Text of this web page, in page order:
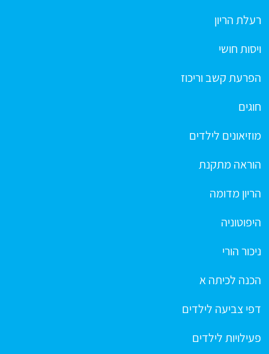
רעלת הריון
ויסות חושי
הפרעת קשב וריכוז
חוגים
מוזיאונים לילדים
הוראה מתקנת
הריון מדומה
היפוטוניה
ניכור הורי
הכנה לכיתה א
דפי צביעה לילדים
פעילויות לילדים